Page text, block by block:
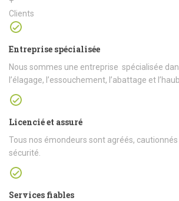
Clients
Entreprise spécialisée
Nous sommes une entreprise spécialisée
l’élagage, l’essouchement, l’abattage et
Licencié et assuré
Tous nos émondeurs sont agréés,
sécurité.
Services fiables